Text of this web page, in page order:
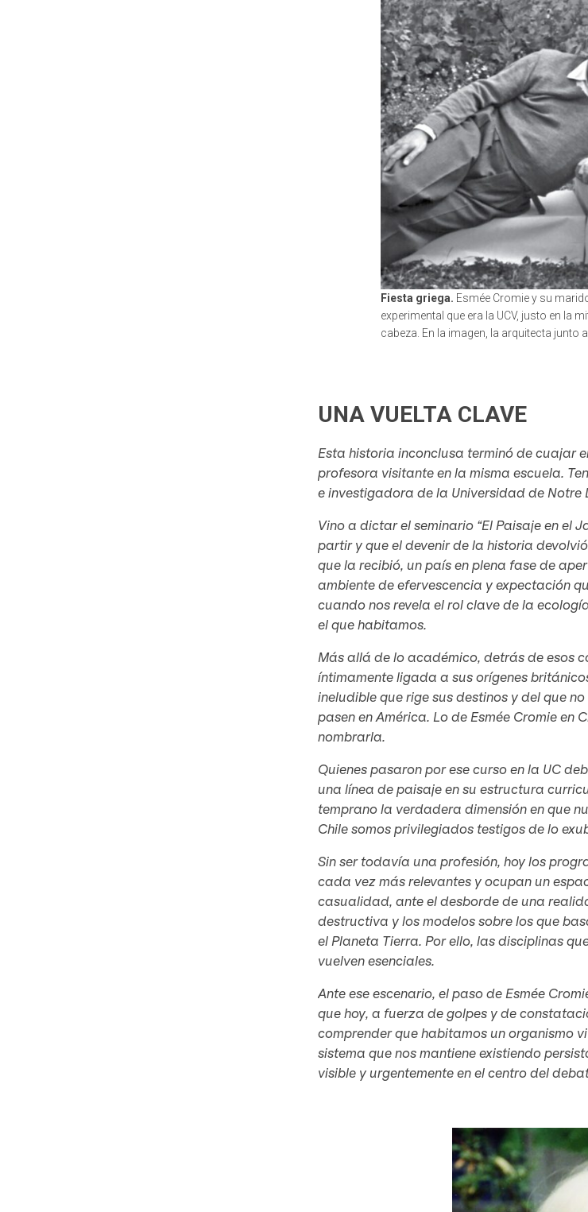
Fiesta griega. Esmée Cromie y su
experimental que era la UCV, justo en la
cabeza. En la imagen, la arquitecta junto
UNA VUELTA CLAVE
Esta historia inconclusa terminó de cuajar
profesora visitante en la misma escuela.
e investigadora de la Universidad de Notre
Vino a dictar el seminario “El Paisaje en el
partir y que el devenir de la historia
que la recibió, un país en plena fase de
ambiente de efervescencia y expectación
cuando nos revela el rol clave de la
el que habitamos.
Más allá de lo académico, detrás de esos
íntimamente ligada a sus orígenes
ineludible que rige sus destinos y del que
pasen en América. Lo de Esmée Cromie
nombrarla.
Quienes pasaron por ese curso en la UC
una línea de paisaje en su estructura
temprano la verdadera dimensión en que
Chile somos privilegiados testigos de lo
Sin ser todavía una profesión, hoy los
cada vez más relevantes y ocupan un
casualidad, ante el desborde de una
destructiva y los modelos sobre los que
el Planeta Tierra. Por ello, las disciplinas
vuelven esenciales.
Ante ese escenario, el paso de Esmée
que hoy, a fuerza de golpes y de
comprender que habitamos un organismo
sistema que nos mantiene existiendo
visible y urgentemente en el centro del